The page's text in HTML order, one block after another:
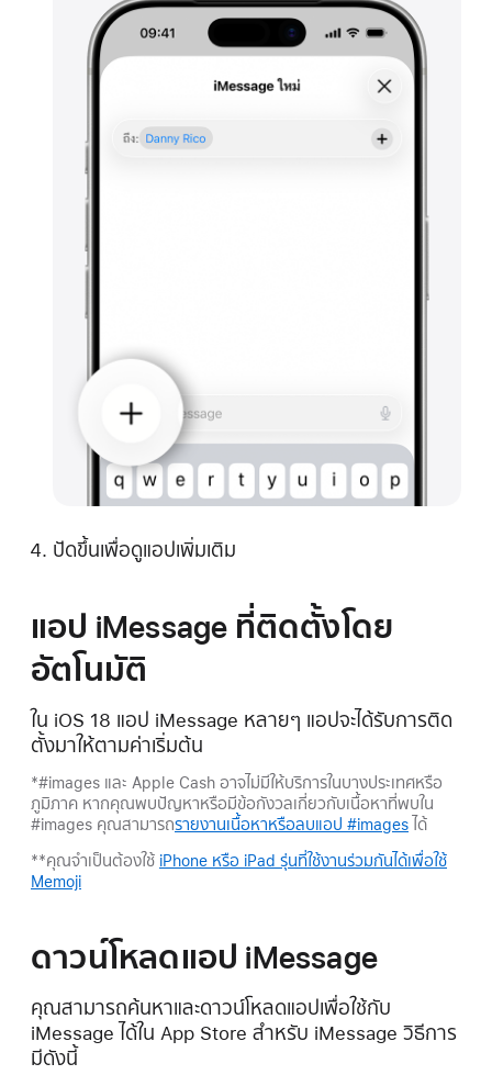
ปัดขึ้นเพื่อดูแอปเพิ่มเติม
แอป iMessage ที่ติดตั้งโดย
อัตโนมัติ
ใน iOS 18 แอป iMessage หลายๆ แอปจะได้รับการติด
ตั้งมาให้ตามค่าเริ่มต้น
*#images และ Apple Cash อาจไม่มีให้บริการในบางประเทศหรือ
ภูมิภาค หากคุณพบปัญหาหรือมีข้อกังวลเกี่ยวกับเนื้อหาที่พบใน
#images คุณสามารถรายงานเนื้อหาหรือลบแอป #images ได้
**คุณจำเป็นต้องใช้ iPhone หรือ iPad รุ่นที่ใช้งานร่วมกันได้เพื่อใช้
Memoji
ดาวน์โหลดแอป iMessage
คุณสามารถค้นหาและดาวน์โหลดแอปเพื่อใช้กับ
iMessage ได้ใน App Store สำหรับ iMessage วิธีการ
มีดังนี้